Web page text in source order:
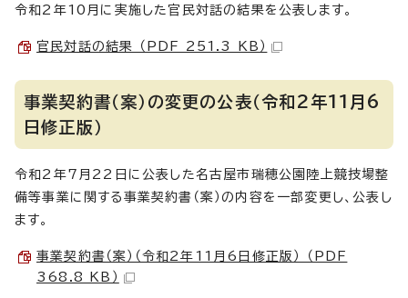
令和2年10月に実施した官民対話の結果を公表します。
官民対話の結果 （PDF 251.3 KB）
事業契約書（案）の変更の公表（令和2年11月6
日修正版）
令和2年7月22日に公表した名古屋市瑞穂公園陸上競技場整
備等事業に関する事業契約書（案）の内容を一部変更し、公表し
ます。
事業契約書（案）（令和2年11月6日修正版） （PDF
368.8 KB）